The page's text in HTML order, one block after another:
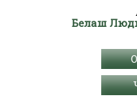
Белаш